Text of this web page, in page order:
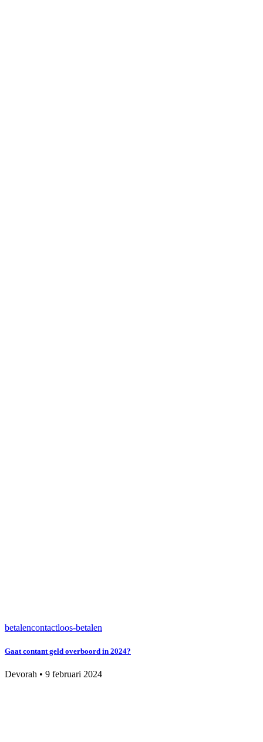
betalencontactloos-betalen
Gaat contant geld overboord in 2024?
Devorah • 9 februari 2024